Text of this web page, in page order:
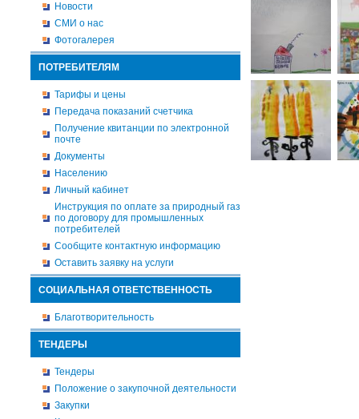
Новости
СМИ о нас
Фотогалерея
ПОТРЕБИТЕЛЯМ
Тарифы и цены
Передача показаний счетчика
Получение квитанции по электронной
почте
Документы
Населению
Личный кабинет
Инструкция по оплате за природный газ
по договору для промышленных
потребителей
Сообщите контактную информацию
Оставить заявку на услуги
СОЦИАЛЬНАЯ ОТВЕТСТВЕННОСТЬ
Благотворительность
ТЕНДЕРЫ
Тендеры
Положение о закупочной деятельности
Закупки